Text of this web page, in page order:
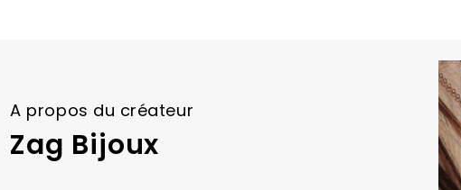
A propos du créateur
Zag Bijoux